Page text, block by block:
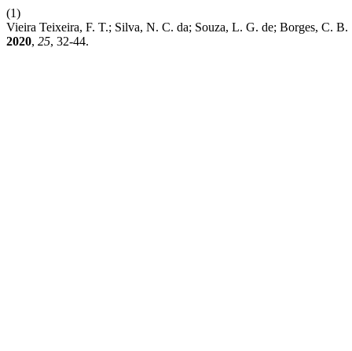
(1)
Vieira Teixeira, F. T.; Silva, N. C. da; Souza, L. G. de; Borges, C. B.
2020, 25, 32-44.